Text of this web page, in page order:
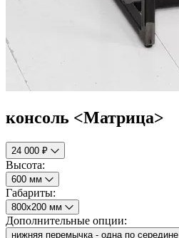
консоль <Матрица>
24 000 ₽
Высота:
600 мм
Габариты:
800х200 мм
Дополнительные опции:
нижняя перемычка - одна по середине